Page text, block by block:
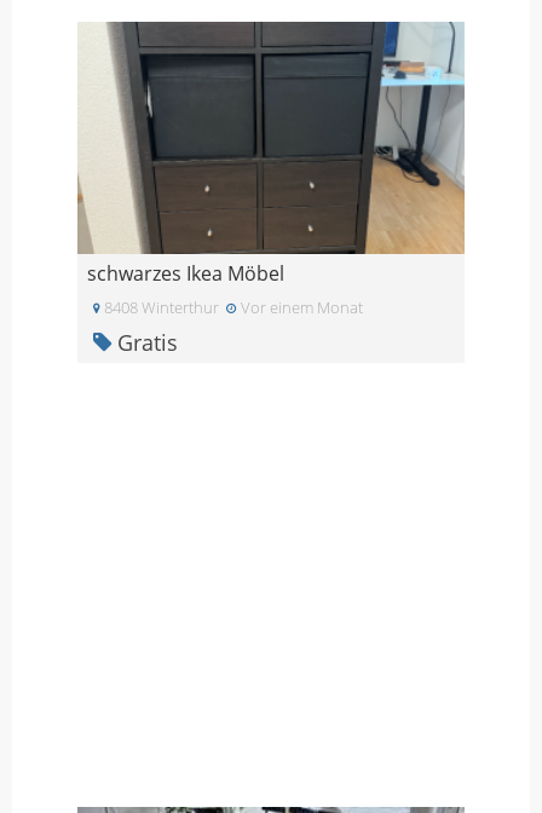
schwarzes Ikea Möbel
8408 Winterthur Vor einem Monat
Gratis